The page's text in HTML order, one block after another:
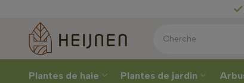
Plantes de haie Plantes de jardin